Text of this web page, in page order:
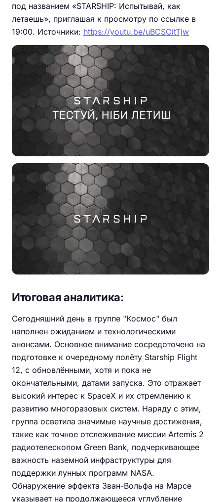
под названием «STARSHIP: Испытывай, как
летаешь», приглашая к просмотру по ссылке в
19:00. Источники: https://youtu.be/uBCSCitTjw
Итоговая аналитика:
Сегодняшний день в группе "Космос" был
наполнен ожиданием и технологическими
анонсами. Основное внимание сосредоточено на
подготовке к очередному полёту Starship Flight
12, с обновлёнными, хотя и пока не
окончательными, датами запуска. Это отражает
высокий интерес к SpaceX и их стремлению к
развитию многоразовых систем. Наряду с этим,
группа осветила значимые научные достижения,
такие как точное отслеживание миссии Artemis 2
радиотелескопом Green Bank, подчеркивающее
важность наземной инфраструктуры для
поддержки лунных программ NASA.
Обнаружение эффекта Зван-Вольфа на Марсе
указывает на продолжающееся углубление